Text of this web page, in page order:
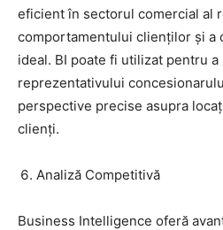
eficient în sectorul comercial al
comportamentului clienților și a
ideal. BI poate fi utilizat pentru
reprezentativului
perspective precise asupra
clienți.
Analiză Competitivă
Business Intelligence oferă